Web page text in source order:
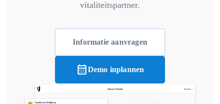
vitaliteitspartner.
Informatie aanvragen
calendar_monthDemo inplannen